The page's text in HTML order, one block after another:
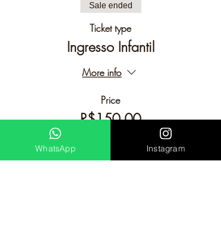
Sale ended
Ticket type
Ingresso Infantil
More info
Price
R$150.00
+R$3.75 ticket service fee
WhatsApp Instagram